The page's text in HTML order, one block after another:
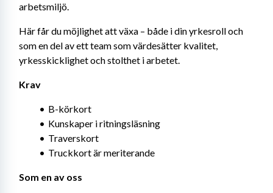
arbetsmiljö.
Här får du möjlighet att växa – både i din yrkesroll och
som en del av ett team som värdesätter kvalitet,
yrkesskicklighet och stolthet i arbetet.
Krav
B-körkort
Kunskaper i ritningsläsning
Traverskort
Truckkort är meriterande
Som en av oss